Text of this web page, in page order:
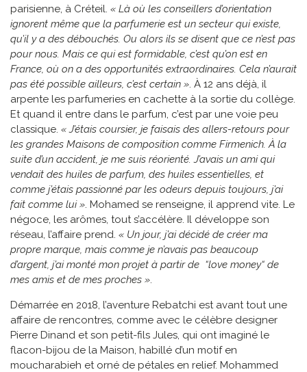
parisienne, à Créteil. « Là où les conseillers d’orientation
ignorent même que la parfumerie est un secteur qui existe,
qu’il y a des débouchés. Ou alors ils se disent que ce n’est pas
pour nous. Mais ce qui est formidable, c’est qu’on est en
France, où on a des opportunités extraordinaires. Cela n’aurait
pas été possible ailleurs, c’est certain ». À 12 ans déjà, il
arpente les parfumeries en cachette à la sortie du collège.
Et quand il entre dans le parfum, c’est par une voie peu
classique. « J’étais coursier, je faisais des allers-retours pour
les grandes Maisons de composition comme Firmenich. À la
suite d’un accident, je me suis réorienté. J’avais un ami qui
vendait des huiles de parfum, des huiles essentielles, et
comme j’étais passionné par les odeurs depuis toujours, j’ai
fait comme lui ». Mohamed se renseigne, il apprend vite. Le
négoce, les arômes, tout s’accélère. Il développe son
réseau, l’affaire prend. « Un jour, j’ai décidé de créer ma
propre marque, mais comme je n’avais pas beaucoup
d’argent, j’ai monté mon projet à partir de “love money“ de
mes amis et de mes proches ».
Démarrée en 2018, l’aventure Rebatchi est avant tout une
affaire de rencontres, comme avec le célèbre designer
Pierre Dinand et son petit-fils Jules, qui ont imaginé le
flacon-bijou de la Maison, habillé d’un motif en
moucharabieh et orné de pétales en relief. Mohammed